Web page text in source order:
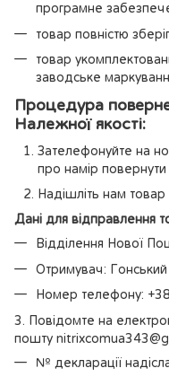
програмне
товар повністю
товар
заводське
Процедура
Належної якості:
Зателефонуйте на
про намір
Надішліть нам
Дані для відправлення
Відділення Нової
Отримувач:
Номер телефону:
3. Повідомте на
пошту
№ декларації